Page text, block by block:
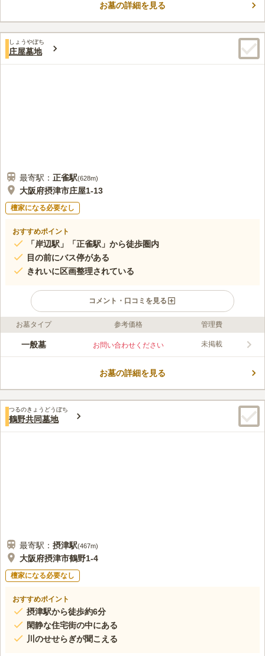
歩いて13分程と駅から徒歩圏内にあり、霊園の向かいにはコイン
口コミ評価
この霊園はまだ誰からも評価されていません。
お墓の詳細を見る
しょうやぼち
庄屋墓地
最寄駅： 正雀駅(628m)
大阪府摂津市庄屋1-13
檀家になる必要なし
おすすめポイント
「岸辺駅」「正雀駅」から徒歩圏内
目の前にバス停がある
きれいに区画整理されている
コメント・口コミを見る
ライフドット編集部のコメント
庄屋墓地は、大阪府摂津市にある共同墓地です。「岸辺駅」から
め、バスでの移動も便利です。入り口にはスロープがあり、参道
くなりません。
口コミ評価
この霊園はまだ誰からも評価されていません。
お墓タイプ 参考価格 管理費
一般墓 お問い合わせください 未掲載
お墓の詳細を見る
つるのきょうどうぼち
鶴野共同墓地
最寄駅： 摂津駅(467m)
大阪府摂津市鶴野1-4
檀家になる必要なし
おすすめポイント
摂津駅から徒歩約6分
閑静な住宅街の中にある
川のせせらぎが聞こえる